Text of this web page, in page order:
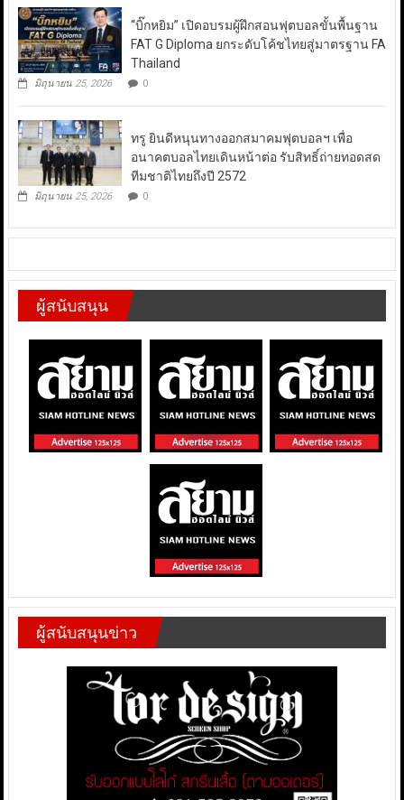
“บิ๊กหยิม” เปิดอบรมผู้ฝึกสอนฟุตบอลขั้นพื้นฐาน
FAT G Diploma ยกระดับโค้ชไทยสู่มาตรฐาน FA
Thailand
มิถุนายน 25, 2026 0
ทรู ยินดีหนุนทางออกสมาคมฟุตบอลฯ เพื่อ
อนาคตบอลไทยเดินหน้าต่อ รับสิทธิ์ถ่ายทอดสด
ทีมชาติไทยถึงปี 2572
มิถุนายน 25, 2026 0
ผู้สนับสนุน
ผู้สนับสนุนข่าว